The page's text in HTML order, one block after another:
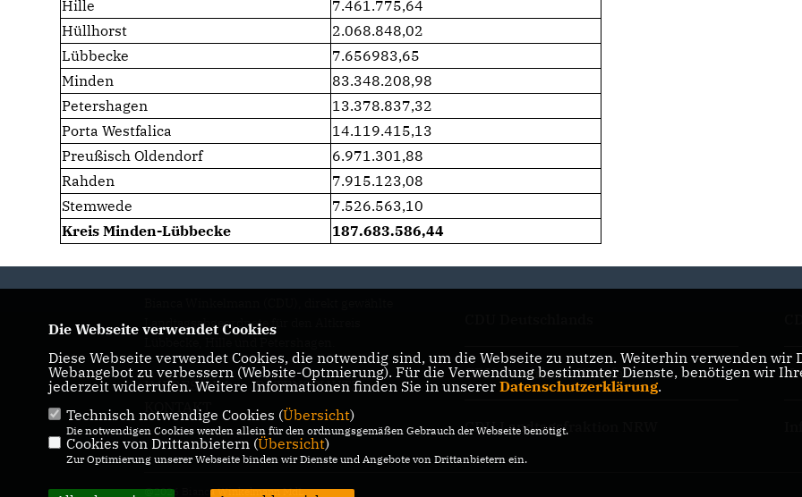
Hille
7.461.775,64
Hüllhorst
2.068.848,02
Lübbecke
7.656983,65
Minden
83.348.208,98
Petershagen
13.378.837,32
Porta Westfalica
14.119.415,13
Preußisch Oldendorf
6.971.301,88
Rahden
7.915.123,08
Stemwede
7.526.563,10
Kreis Minden-Lübbecke
187.683.586,44
Landtagsabgeordnete für den Altkreis
IMPRESSUM
DATENSCHUTZ
KONTAKT
CDU Nordrhein-Westfalen
CDU Landtagsfraktion NRW
@2026 Bianca Winkelmann MdL
Die Webseite verwendet Cookies
Diese Webseite verwendet Cookies, die notwendig sind, um die Webseite zu nutzen. Weiterhin verwenden
Webangebot zu verbessern (Website-Optmierung). Für die Verwendung bestimmter Dienste, benötigen wir
jederzeit widerrufen. Weitere Informationen finden Sie in unserer Datenschutzerklärung.
Technisch notwendige Cookies (Übersicht)
Die notwendigen Cookies werden allein für den ordnungsgemäßen Gebrauch der Webseite benötigt.
Cookies von Drittanbietern (Übersicht)
Zur Optimierung unserer Webseite binden wir Dienste und Angebote von Drittanbietern ein.